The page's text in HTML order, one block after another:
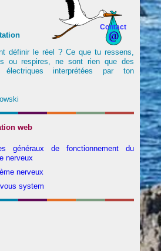
Contact
définir le réel ? Ce que tu ressens,
ou respires, ne sont rien que des
électriques interprétées par ton
web
généraux de fonctionnement du
nerveux
nerveux
system